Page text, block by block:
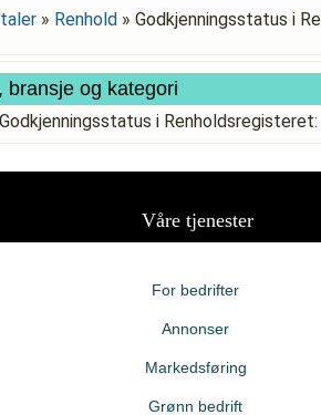
» Renhold » Godkjenningsstatus i
bransje og kategori
Godkjenningsstatus i Renholdsregisteret:
Våre tjenester
For bedrifter
Annonser
Markedsføring
Grønn bedrift